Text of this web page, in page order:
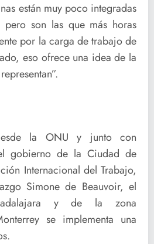
están muy poco integradas
son las que más horas
por la carga de trabajo de
eso ofrece una idea de la
la ONU y junto con
gobierno de la Ciudad de
Internacional del Trabajo,
Simone de Beauvoir, el
y de la zona
se implementa una